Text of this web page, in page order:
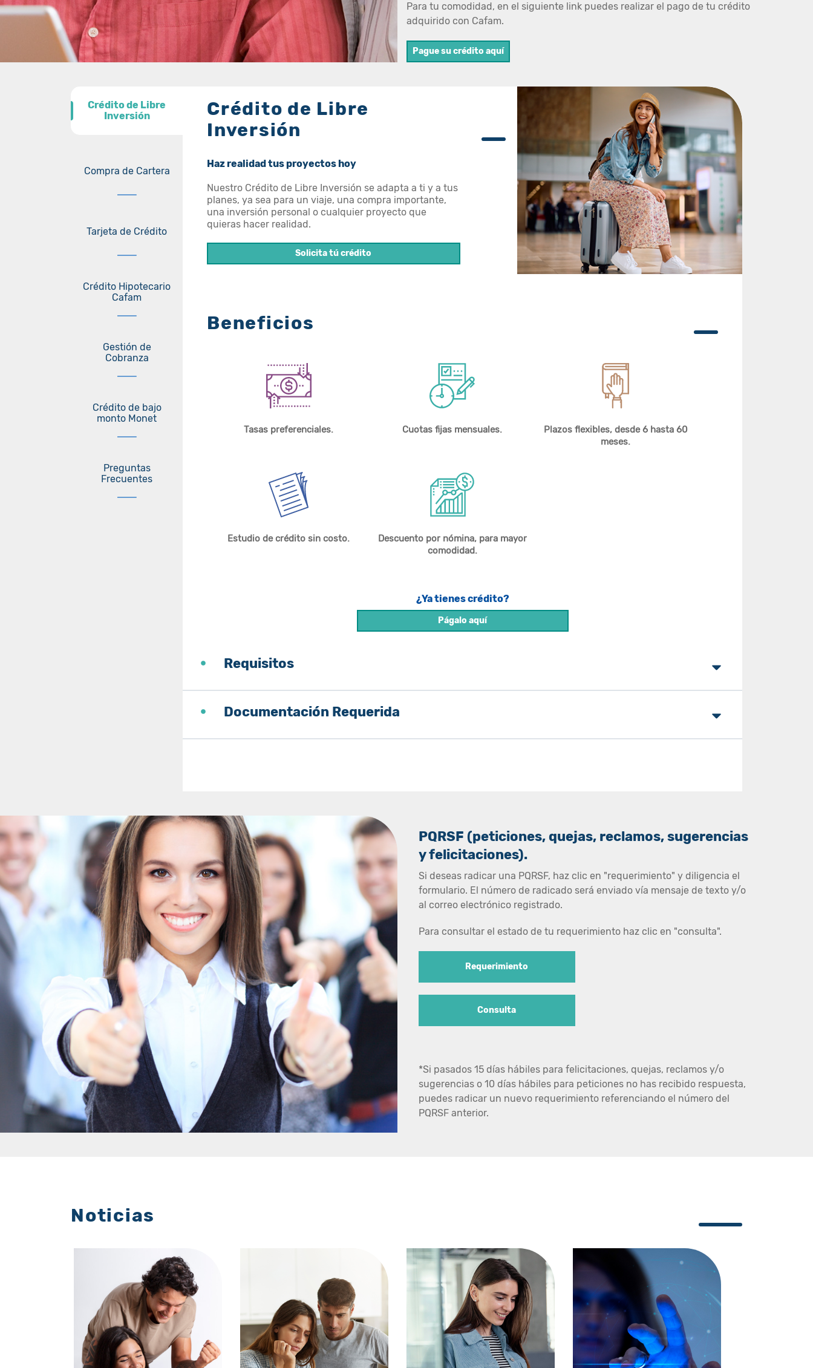
Para tu comodidad, en el siguiente link puedes realizar el pago de tu crédito
adquirido con Cafam.
Pague su crédito aquí
Crédito de Libre
Inversión
Crédito de Libre
Inversión
Compra de Cartera
Tarjeta de Crédito
Crédito Hipotecario
Cafam
Gestión de
Cobranza
Crédito de bajo
monto Monet
Preguntas
Frecuentes
Crédito de Libre
Inversión
Haz realidad tus proyectos hoy
Nuestro Crédito de Libre Inversión se adapta a ti y a tus
planes, ya sea para un viaje, una compra importante,
una inversión personal o cualquier proyecto que
quieras hacer realidad.
Solicita tú crédito
Beneficios
Tasas preferenciales. Cuotas fijas mensuales.
Plazos flexibles, desde 6 hasta 60
meses.
Estudio de crédito sin costo.
Descuento por nómina, para mayor
comodidad.
¿Ya tienes crédito?
Págalo aquí
Requisitos
Documentación Requerida
PQRSF (peticiones, quejas, reclamos, sugerencias
y felicitaciones).
Si deseas radicar una PQRSF, haz clic en "requerimiento" y diligencia el
formulario. El número de radicado será enviado vía mensaje de texto y/o
al correo electrónico registrado.
Para consultar el estado de tu requerimiento haz clic en "consulta".
Requerimiento
Consulta
*Si pasados 15 días hábiles para felicitaciones, quejas, reclamos y/o
sugerencias o 10 días hábiles para peticiones no has recibido respuesta,
puedes radicar un nuevo requerimiento referenciando el número del
PQRSF anterior.
Noticias